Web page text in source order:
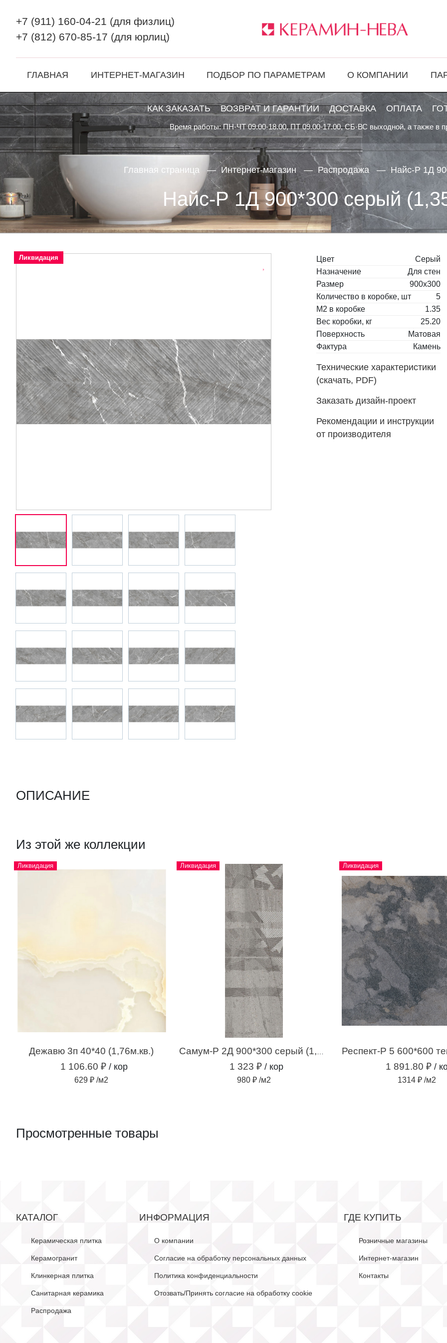
+7 (911) 160-04-21 (для физлиц)
+7 (812) 670-85-17 (для юрлиц)
ГЛАВНАЯ ИНТЕРНЕТ-МАГАЗИН ПОДБОР ПО ПАРАМЕТРАМ О КОМПАНИИ
КАК ЗАКАЗАТЬ ВОЗВРАТ И ГАРАНТИИ ДОСТАВКА ОПЛАТА
Время работы: ПН-ЧТ 09.00-18.00, ПТ 09.00-17.00, СБ-ВС выходной, а также в
Главная страница Интернет-магазин Распродажа Найс-Р 1Д
Найс-Р 1Д 900*300 серый
Ликвидация Цвет
Серый
Назначение
Для стен
Размер
900x300
Количество в коробке, шт
5
М2 в коробке
1.35
Вес коробки, кг
25.20
Поверхность
Матовая
Фактура
Камень
Технические характеристики
(скачать, PDF)
Заказать дизайн-проект
Рекомендации и инструкции
от производителя
ОПИСАНИЕ
Из этой же коллекции
Ликвидация
Дежавю 3п 40*40 (1,76м.кв.)
1 106.60 ₽ / кор
629 ₽ /м2
Ликвидация
1 323 ₽ / кор
980 ₽ /м2
Ликвидация
1 891.80 ₽ /
1314 ₽ /м2
Просмотренные товары
КАТАЛОГ
Керамическая плитка
Керамогранит
Клинкерная плитка
Санитарная керамика
Распродажа
ИНФОРМАЦИЯ
О компании
Согласие на обработку персональных данных
Политика конфиденциальности
Отозвать/Принять согласие на обработку cookie
ГДЕ КУПИТЬ
Розничные магазины
Интернет-магазин
Контакты